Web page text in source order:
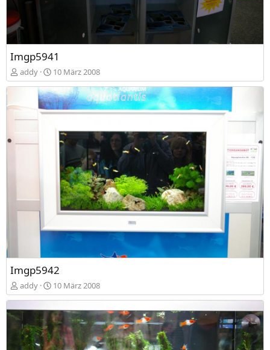
Imgp5941
addy 10 März 2008
Imgp5942
addy 10 März 2008